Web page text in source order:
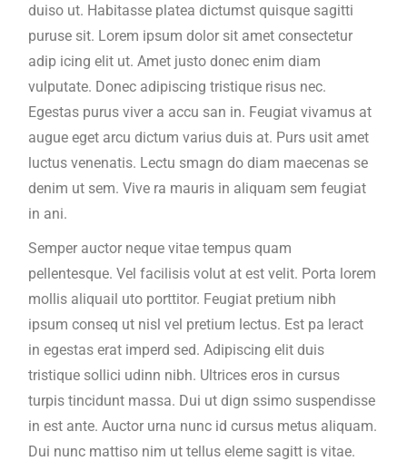
duiso ut. Habitasse platea dictumst quisque sagitti
puruse sit. Lorem ipsum dolor sit amet consectetur
adip icing elit ut. Amet justo donec enim diam
vulputate. Donec adipiscing tristique risus nec.
Egestas purus viver a accu san in. Feugiat vivamus at
augue eget arcu dictum varius duis at. Purs usit amet
luctus venenatis. Lectu smagn do diam maecenas se
denim ut sem. Vive ra mauris in aliquam sem feugiat
in ani.
Semper auctor neque vitae tempus quam
pellentesque. Vel facilisis volut at est velit. Porta lorem
mollis aliquail uto porttitor. Feugiat pretium nibh
ipsum conseq ut nisl vel pretium lectus. Est pa leract
in egestas erat imperd sed. Adipiscing elit duis
tristique sollici udinn nibh. Ultrices eros in cursus
turpis tincidunt massa. Dui ut dign ssimo suspendisse
in est ante. Auctor urna nunc id cursus metus aliquam.
Dui nunc mattiso nim ut tellus eleme sagitt is vitae.